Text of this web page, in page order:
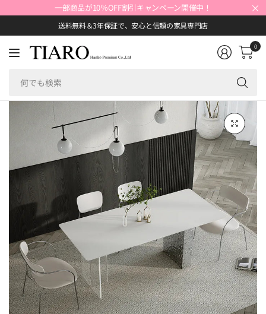
一部商品が10％OFF割引キャンペーン開催中！ ×
送料無料＆3年保証で、安心と信頼の家具専門店
も
0